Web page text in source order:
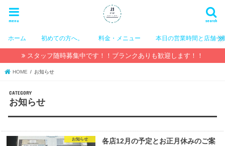
search
menu
ホーム 初めての方へ。 料金・メニュー 本日の営業時間と店舗一
スタッフ随時募集中です！！ブランクありも歓迎します！！
HOME お知らせ
お知らせ
お知らせ
各店12月の予定とお正月休みのご案